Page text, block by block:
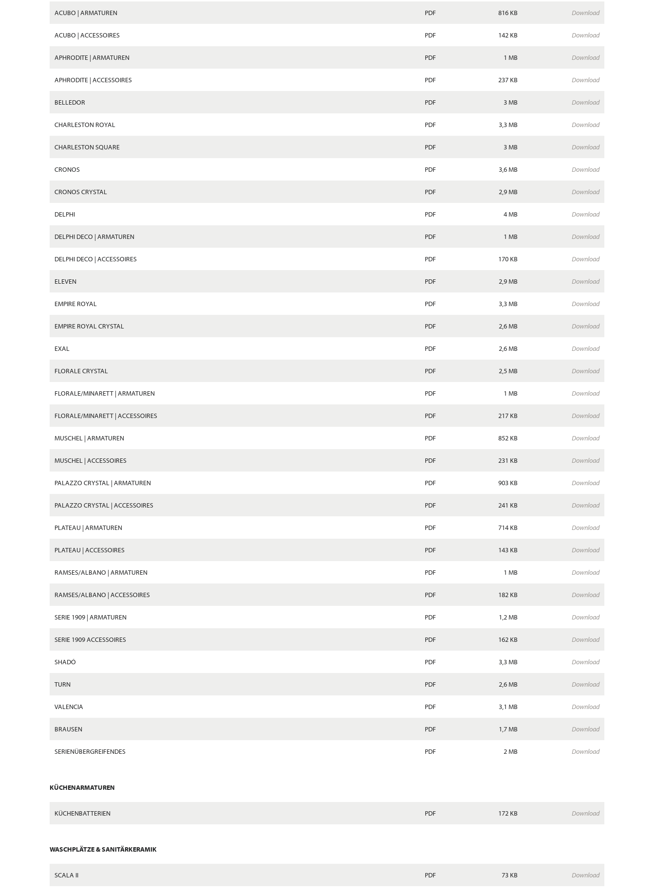
ACUBO | ARMATUREN PDF 816 KB Download
ACUBO | ACCESSOIRES PDF 142 KB Download
APHRODITE | ARMATUREN PDF 1 MB Download
APHRODITE | ACCESSOIRES PDF 237 KB Download
BELLEDOR PDF 3 MB Download
CHARLESTON ROYAL PDF 3,3 MB Download
CHARLESTON SQUARE PDF 3 MB Download
CRONOS PDF 3,6 MB Download
CRONOS CRYSTAL PDF 2,9 MB Download
DELPHI PDF 4 MB Download
DELPHI DECO | ARMATUREN PDF 1 MB Download
DELPHI DECO | ACCESSOIRES PDF 170 KB Download
ELEVEN PDF 2,9 MB Download
EMPIRE ROYAL PDF 3,3 MB Download
EMPIRE ROYAL CRYSTAL PDF 2,6 MB Download
EXAL PDF 2,6 MB Download
FLORALE CRYSTAL PDF 2,5 MB Download
FLORALE/MINARETT | ARMATUREN PDF 1 MB Download
FLORALE/MINARETT | ACCESSOIRES PDF 217 KB Download
MUSCHEL | ARMATUREN PDF 852 KB Download
MUSCHEL | ACCESSOIRES PDF 231 KB Download
PALAZZO CRYSTAL | ARMATUREN PDF 903 KB Download
PALAZZO CRYSTAL | ACCESSOIRES PDF 241 KB Download
PLATEAU | ARMATUREN PDF 714 KB Download
PLATEAU | ACCESSOIRES PDF 143 KB Download
RAMSES/ALBANO | ARMATUREN PDF 1 MB Download
RAMSES/ALBANO | ACCESSOIRES PDF 182 KB Download
SERIE 1909 | ARMATUREN PDF 1,2 MB Download
SERIE 1909 ACCESSOIRES PDF 162 KB Download
SHADÓ PDF 3,3 MB Download
TURN PDF 2,6 MB Download
VALENCIA PDF 3,1 MB Download
BRAUSEN PDF 1,7 MB Download
SERIENÜBERGREIFENDES PDF 2 MB Download
KÜCHENARMATUREN
KÜCHENBATTERIEN PDF 172 KB Download
WASCHPLÄTZE & SANITÄRKERAMIK
SCALA II PDF 73 KB Download